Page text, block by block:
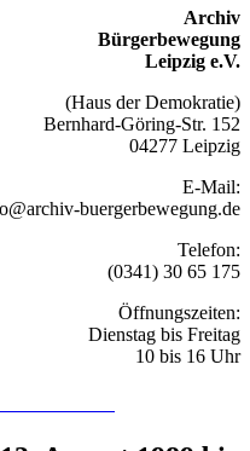
Archiv
Bürgerbewegung
Leipzig e.V.
(Haus der Demokratie)
Bernhard-Göring-Str. 152
04277 Leipzig
E-Mail:
buergerbewegung.de
Telefon:
(0341) 30 65 175
Öffnungszeiten:
Dienstag bis Freitag
10 bis 16 Uhr